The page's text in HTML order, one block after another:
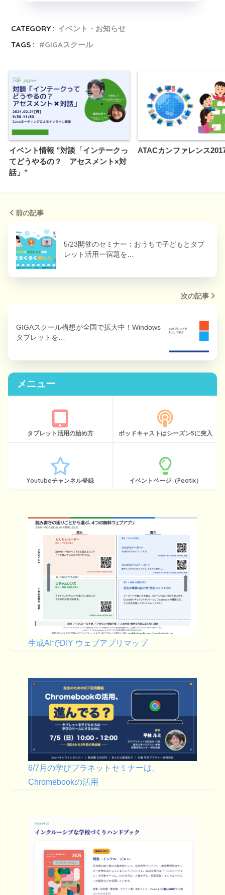
CATEGORY : イベント・お知らせ
TAGS :
GIGAスクール
イベント情報 ”対談「インテークっ
てどうやるの？ アセスメント×対
話」”
ATACカンファレンス
前の記事
5/23開催のセミナー：おうちで子どもとタブ
レット活用ー宿題を…
次の記事
GIGAスクール構想が全国で拡大中！Windows
タブレットを…
メニュー
タブレット活用の始め方 ポッドキャストはシーズン5に突入
Youtubeチャンネル登録 イベントページ（Peatix）
生成AIでDIY ウェブアプリマップ
6/7月の学びプラネットセミナーは、
Chromebookの活用